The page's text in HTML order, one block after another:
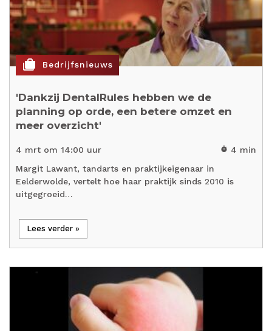
cases Bedrijfsnieuws
'Dankzij DentalRules hebben we de
planning op orde, een betere omzet en
meer overzicht'
4 mrt om 14:00 uur timer 4 min
Margit Lawant, tandarts en praktijkeigenaar in
Eelderwolde, vertelt hoe haar praktijk sinds 2010 is
uitgegroeid…
Lees verder »